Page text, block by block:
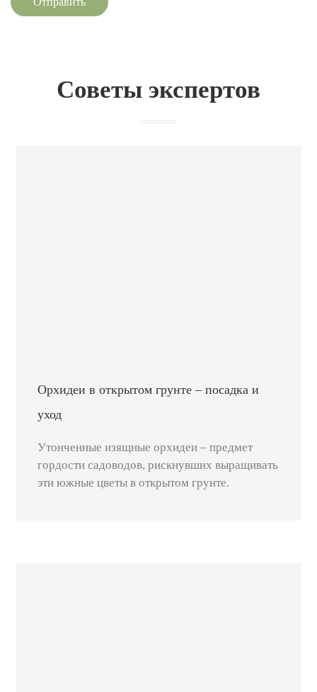
Советы экспертов
Орхидеи в открытом грунте – посадка и
уход
Утонченные изящные орхидеи – предмет
гордости садоводов, рискнувших выращивать
эти южные цветы в открытом грунте.